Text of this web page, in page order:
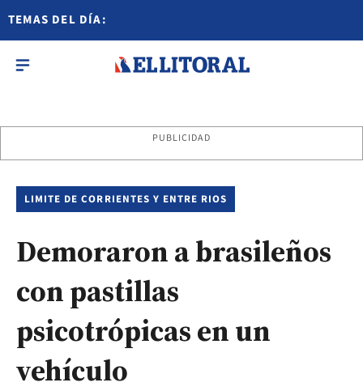
TEMAS DEL DÍA:
PUBLICIDAD
LIMITE DE CORRIENTES Y ENTRE RIOS
Demoraron a brasileños
con pastillas
psicotrópicas en un
vehículo